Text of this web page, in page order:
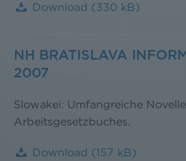
Download (330 kB)
NH BRATISLAVA
2007
Slowakei: Umfangreiche
Arbeitsgesetzbuches.
Download (157 kB)